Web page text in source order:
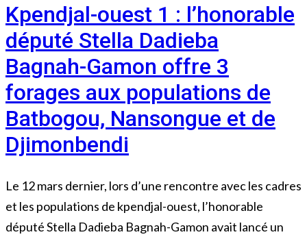
Kpendjal-ouest 1 : l’honorable
député Stella Dadieba
Bagnah-Gamon offre 3
forages aux populations de
Batbogou, Nansongue et de
Djimonbendi
Le 12 mars dernier, lors d’une rencontre avec les cadres
et les populations de kpendjal-ouest, l’honorable
député Stella Dadieba Bagnah-Gamon avait lancé un